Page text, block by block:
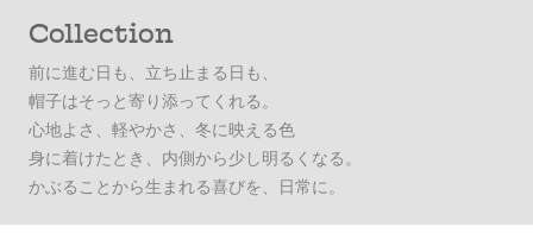
Collection
前に進む日も、立ち止まる日も、
帽子はそっと寄り添ってくれる。
心地よさ、軽やかさ、冬に映える色
身に着けたとき、内側から少し明るくなる。
かぶることから生まれる喜びを、日常に。